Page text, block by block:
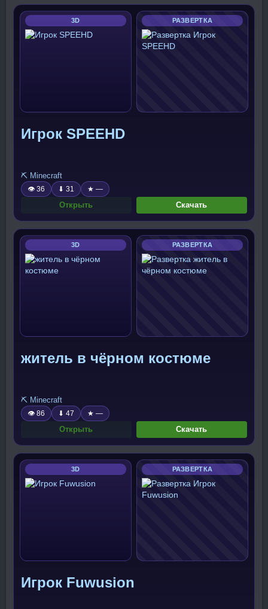
3D РАЗВЕРТКА
Игрок SPEEHD
⛏️ Minecraft
👁 36 ⬇ 31 ★ —
Открыть Скачать
3D РАЗВЕРТКА
житель в чёрном костюме
⛏️ Minecraft
👁 86 ⬇ 47 ★ —
Открыть Скачать
3D РАЗВЕРТКА
Игрок Fuwusion